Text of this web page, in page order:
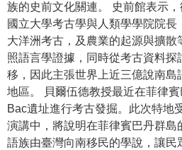
展
覽
學
習
探
索
認
族的史前文化關連。 史前館表示
國立大學考古學與人類學學院院長
大洋洲考古，及農業的起源與擴散
照語言學證據，同時從考古資料探
移，因此主張世界上近三億說南島
地區。 貝爾伍德教授最近在菲律
Bac遺址進行考古發掘。此次特地
演講中，將說明在菲律賓巴丹群島
語族由臺灣向南移民的學說，讓民